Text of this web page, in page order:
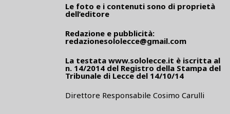
Le foto e i contenuti sono di proprietà
dell’editore
Redazione e pubblicità:
redazionesololecce@gmail.com
La testata www.sololecce.it è iscritta al
n. 14/2014 del Registro della Stampa del
Tribunale di Lecce del 14/10/14
Direttore Responsabile Cosimo Carulli